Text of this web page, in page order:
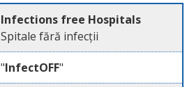
Infections free Hospitals
Spitale fără infecții
"InfectOFF"